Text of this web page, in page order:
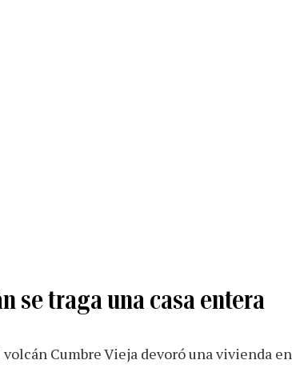
se traga una casa entera
Cumbre Vieja devoró una vivienda